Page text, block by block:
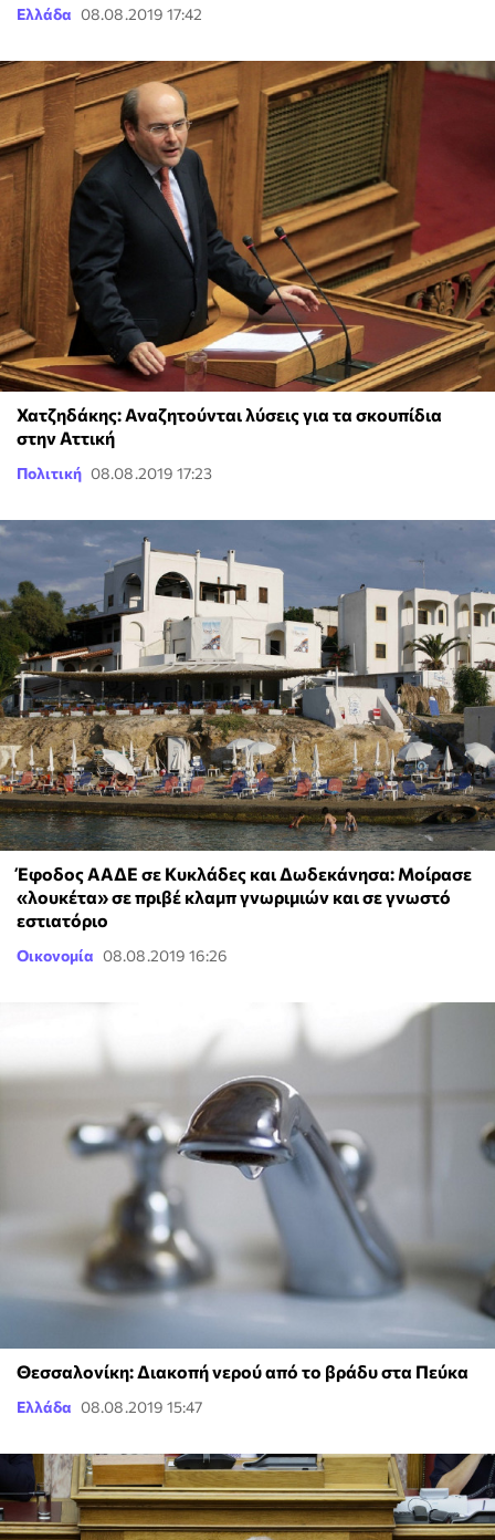
Ελλάδα 08.08.2019 17:42
Χατζηδάκης: Αναζητούνται λύσεις για τα σκουπίδια
στην Αττική
Πολιτική 08.08.2019 17:23
Έφοδος ΑΑΔΕ σε Κυκλάδες και Δωδεκάνησα: Μοίρασε
«λουκέτα» σε πριβέ κλαμπ γνωριμιών και σε γνωστό
εστιατόριο
Οικονομία 08.08.2019 16:26
Θεσσαλονίκη: Διακοπή νερού από το βράδυ στα Πεύκα
Ελλάδα 08.08.2019 15:47